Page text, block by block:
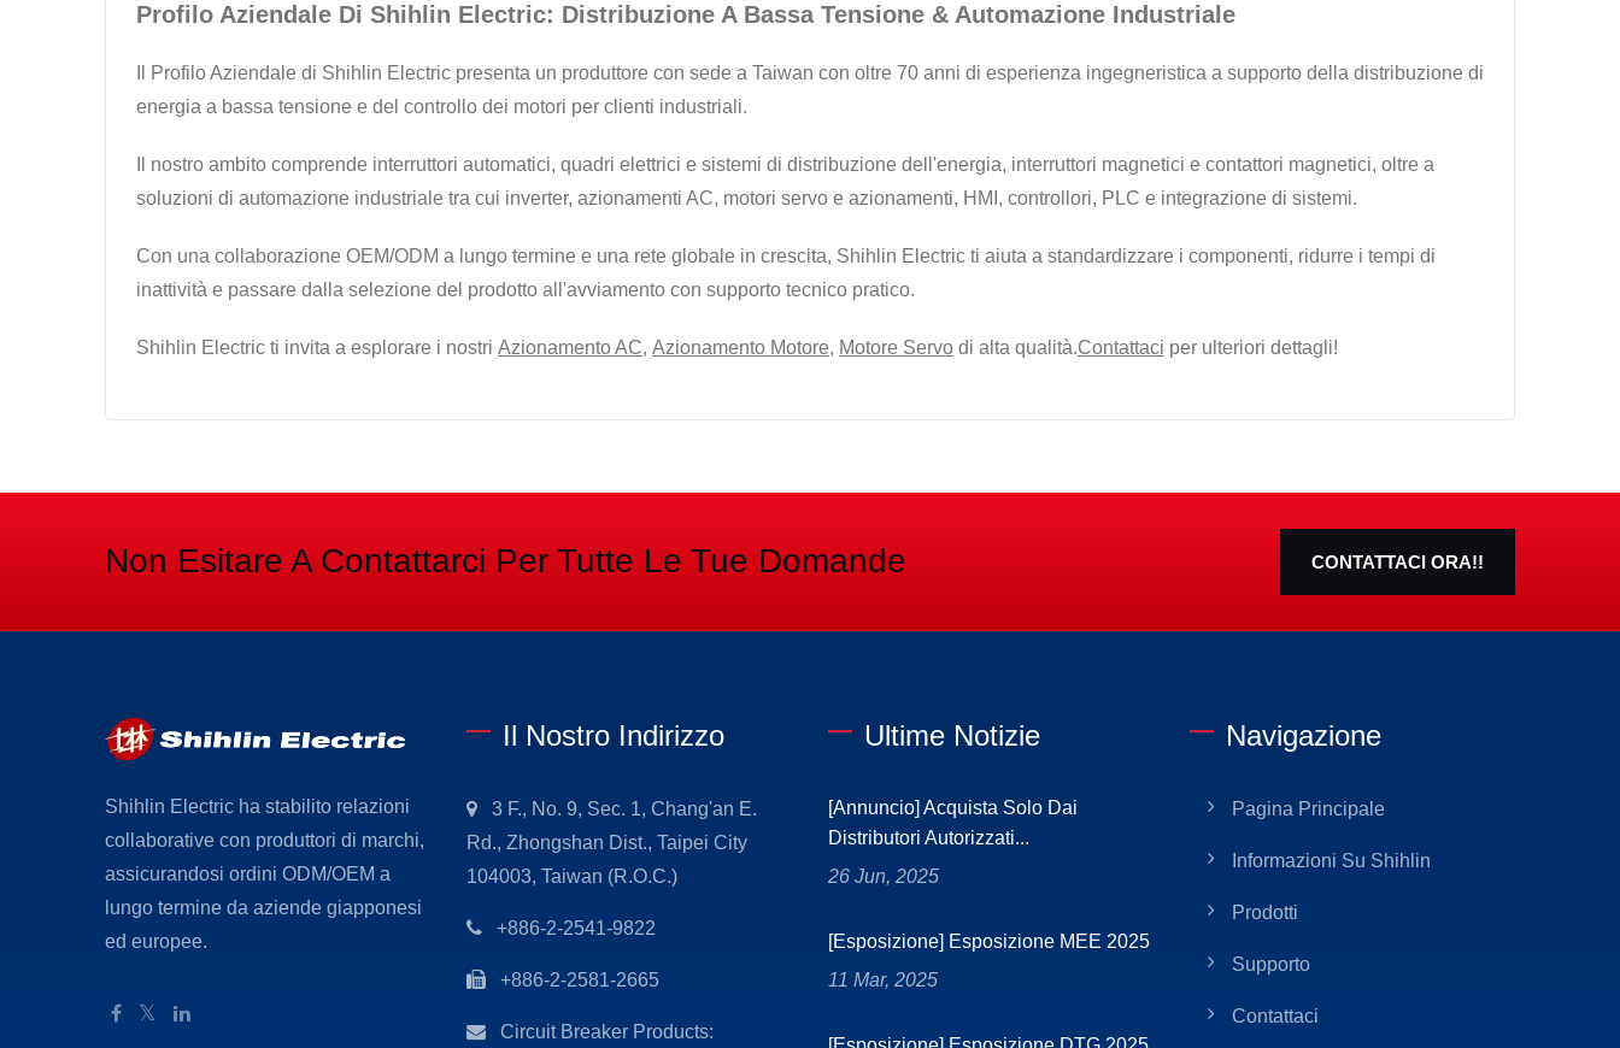
Profilo Aziendale Di Shihlin Electric: Distribuzione A Bassa Tensione & Automazione Industriale
Il Profilo Aziendale di Shihlin Electric presenta un produttore con sede a Taiwan con oltre 70 anni di esperienza ingegneristica a supporto della distribuzione di
energia a bassa tensione e del controllo dei motori per clienti industriali.
Il nostro ambito comprende interruttori automatici, quadri elettrici e sistemi di distribuzione dell'energia, interruttori magnetici e contattori magnetici, oltre a
soluzioni di automazione industriale tra cui inverter, azionamenti AC, motori servo e azionamenti, HMI, controllori, PLC e integrazione di sistemi.
Con una collaborazione OEM/ODM a lungo termine e una rete globale in crescita, Shihlin Electric ti aiuta a standardizzare i componenti, ridurre i tempi di
inattività e passare dalla selezione del prodotto all'avviamento con supporto tecnico pratico.
Shihlin Electric ti invita a esplorare i nostri Azionamento AC, Azionamento Motore, Motore Servo di alta qualità.Contattaci per ulteriori dettagli!
Non Esitare A Contattarci Per Tutte Le Tue Domande CONTATTACI ORA!!
Shihlin Electric ha stabilito relazioni
collaborative con produttori di marchi,
assicurandosi ordini ODM/OEM a
lungo termine da aziende giapponesi
ed europee.
Il Nostro Indirizzo
3 F., No. 9, Sec. 1, Chang'an E.
Rd., Zhongshan Dist., Taipei City
104003, Taiwan (R.O.C.)
+886-2-2541-9822
+886-2-2581-2665
Circuit Breaker Products:
Ultime Notizie
[Annuncio] Acquista Solo Dai
Distributori Autorizzati...
26 Jun, 2025
[Esposizione] Esposizione MEE 2025
11 Mar, 2025
Navigazione
Pagina Principale
Informazioni Su Shihlin
Prodotti
Supporto
Contattaci